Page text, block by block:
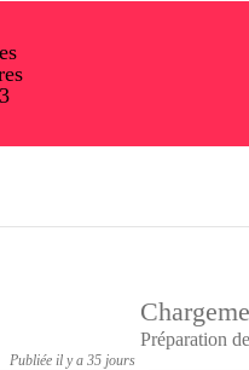
3
Publiée il y a 35 jours
Préparation